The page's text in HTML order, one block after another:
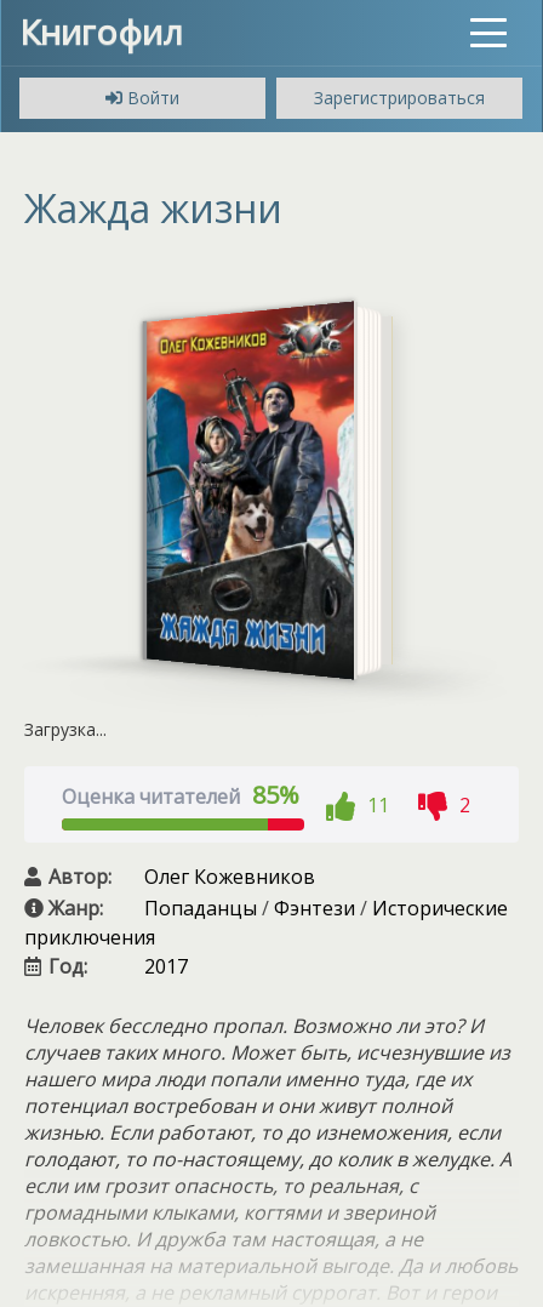
Книгофил
Toggle
Войти
Зарегистрироваться
Жажда жизни
Загрузка...
Оценка читателей 85% 11 2
Автор:
Олег Кожевников
Жанр:
Попаданцы /Фэнтези / Исторические
приключения
Год:
2017
Человек бесследно пропал. Возможно ли это? И
случаев таких много. Может быть, исчезнувшие из
нашего мира люди попали именно туда, где их
потенциал востребован и они живут полной
жизнью. Если работают, то до изнеможения, если
голодают, то по-настоящему, до колик в желудке. А
если им грозит опасность, то реальная, с
громадными клыками, когтями и звериной
ловкостью. И дружба там настоящая, а не
замешанная на материальной выгоде. Да и любовь
искренняя, а не рекламный суррогат. Вот и герои